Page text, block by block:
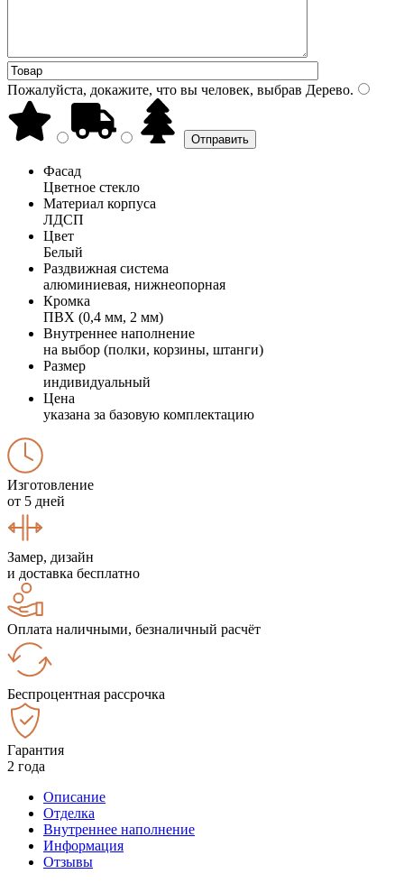
Пожалуйста, докажите, что вы человек, выбрав Дерево.
Фасад
Цветное стекло
Материал корпуса
ЛДСП
Цвет
Белый
Раздвижная система
алюминиевая, нижнеопорная
Кромка
ПВХ (0,4 мм, 2 мм)
Внутреннее наполнение
на выбор (полки, корзины, штанги)
Размер
индивидуальный
Цена
указана за базовую комплектацию
Изготовление
от 5 дней
Замер, дизайн
и доставка бесплатно
Оплата наличными, безналичный расчёт
Беспроцентная рассрочка
Гарантия
2 года
Описание
Отделка
Внутреннее наполнение
Информация
Отзывы